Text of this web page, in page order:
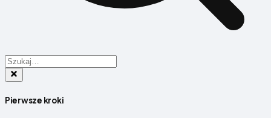
Pierwsze kroki